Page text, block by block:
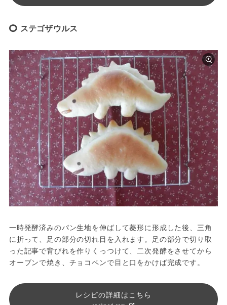
ステゴザウルス
一時発酵済みのパン生地を伸ばして菱形に形成した後、三角
に折って、足の部分の切れ目を入れます。足の部分で切り取
った記事で背びれを作りくっつけて、二次発酵をさせてから
オーブンで焼き、チョコペンで目と口をかけば完成です。
レシピの詳細はこちら